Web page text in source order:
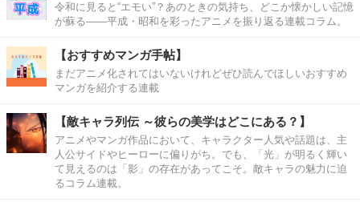
令和に見ると“エモい”？あのときの気持ち、どこか懐かしい記憶
が蘇る――平成・昭和を彩ったアニメを振り返る連載コラム。
【おすすめマンガ手帖】
まだアニメ化されてはいないけれどぜひ読んでほしいおすすめ
マンガを紹介する連載
【敵キャラ列伝 ～彼らの美学はどこにある？】
アニメやマンガ作品において、キャラクター人気や話題は、主
人公サイドやヒーローに偏りがち。でも、「光」が明るく輝い
て見えるのは「影」の存在があってこそ。敵キャラの魅力に迫
るコラム連載。